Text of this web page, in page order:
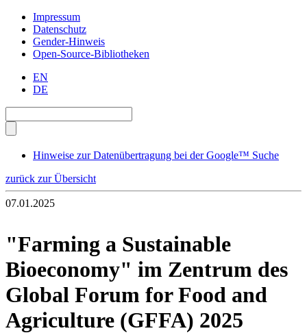
Impressum
Datenschutz
Gender-Hinweis
Open-Source-Bibliotheken
EN
DE
Hinweise zur Datenübertragung bei der Google™ Suche
zurück zur Übersicht
07.01.2025
"Farming a Sustainable
Bioeconomy" im Zentrum des
Global Forum for Food and
Agriculture (GFFA) 2025